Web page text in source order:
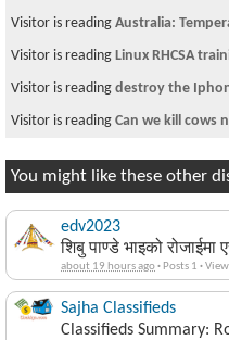
Visitor is reading Australia:
Visitor is reading Linux RHCSA
Visitor is reading destroy the
Visitor is reading Can we kill cows
You might like these other
edv2023
शिबु पाण्डे भाइको रोजाईमा
about 19 hours ago· Posts 1 ·
Sajha Classifieds
Classifieds Summary: